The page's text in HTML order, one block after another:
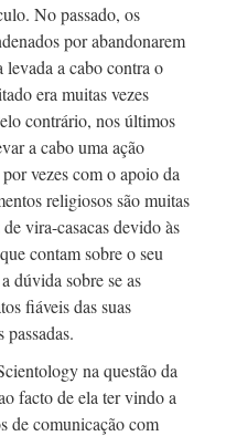
No passado, os
por abandonarem
a cabo contra o
era muitas vezes
contrário, nos últimos
a cabo uma ação
vezes com o apoio da
religiosos são muitas
vira-casacasdevido às
contam sobre o seu
dúvida sobre se as
fiáveis das suas
na questão da
facto de ela ter vindo a
de comunicação com